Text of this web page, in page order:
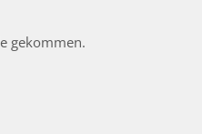
gekommen.